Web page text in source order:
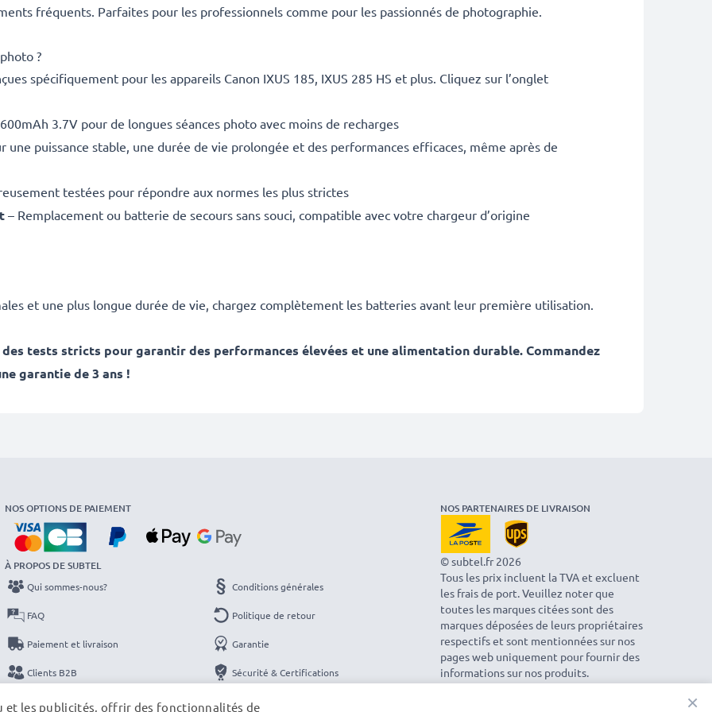
fréquents. Parfaites pour les professionnels comme pour les passionnés de photographie.
?
spécifiquement pour les appareils Canon IXUS 185, IXUS 285 HS et plus. Cliquez sur l’onglet
3.7V pour de longues séances photo avec moins de recharges
une puissance stable, une durée de vie prolongée et des performances efficaces, même après de
testées pour répondre aux normes les plus strictes
– Remplacement ou batterie de secours sans souci, compatible avec votre chargeur d’origine
et une plus longue durée de vie, chargez complètement les batteries avant leur première utilisation.
des tests stricts pour garantir des performances élevées et une alimentation durable. Commandez
garantie de 3 ans !
NOS OPTIONS DE PAIEMENT
À PROPOS DE SUBTEL
Qui sommes-nous?
FAQ
Paiement et livraison
Clients B2B
Catalogues
Conditions générales
Politique de retour
Garantie
Sécurité & Certifications
Protection des données
NOS PARTENAIRES DE LIVRAISON
© subtel.fr 2026
Tous les prix incluent la TVA et excluent
les frais de port. Veuillez noter que
toutes les marques citées sont des
marques déposées de leurs propriétaires
respectifs et sont mentionnées sur nos
pages web uniquement pour fournir des
informations sur nos produits.
×
et les publicités, offrir des fonctionnalités de